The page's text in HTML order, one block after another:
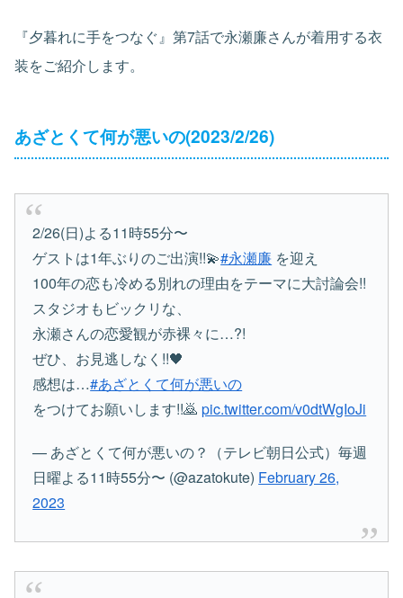
『夕暮れに手をつなぐ』第7話で永瀬廉さんが着用する衣
装をご紹介します。
あざとくて何が悪いの(2023/2/26)
2/26(日)よる11時55分〜
ゲストは1年ぶりのご出演!!💫#永瀬廉 を迎え
100年の恋も冷める別れの理由をテーマに大討論会!!
スタジオもビックリな、
永瀬さんの恋愛観が赤裸々に…?!
ぜひ、お見逃しなく!!🖤
感想は…#あざとくて何が悪いの
をつけてお願いします!!🙇pic.twitter.com/v0dtWgIoJi
— あざとくて何が悪いの？（テレビ朝日公式）毎週
日曜よる11時55分〜 (@azatokute) February 26,
2023